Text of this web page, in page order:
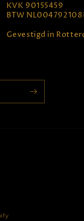
KVK 90155459
BTW
Gevestigd in